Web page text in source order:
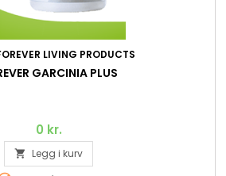
LIVING PRODUCTS
GARCINIA PLUS
0 kr.
 Legg i kurv